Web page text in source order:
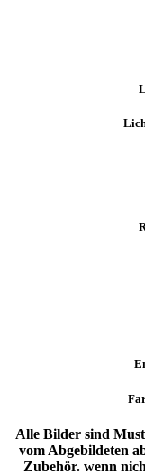
Alle Bilder sind
vom Abgebildeten
Zubehör. wenn